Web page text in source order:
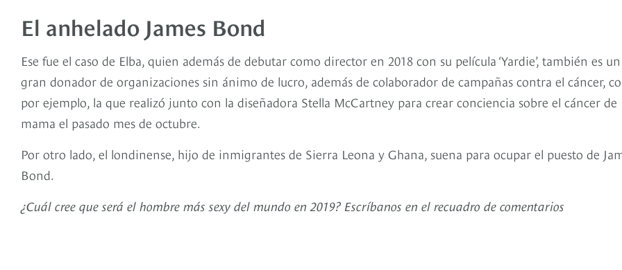
El anhelado James Bond
Ese fue el caso de Elba, quien además de debutar como director en 2018 con su película ‘Yardie’, también es un
gran donador de organizaciones sin ánimo de lucro, además de colaborador de campañas contra el cáncer,
por ejemplo, la que realizó junto con la diseñadora Stella McCartney para crear conciencia sobre el cáncer de
mama el pasado mes de octubre.
Por otro lado, el londinense, hijo de inmigrantes de Sierra Leona y Ghana, suena para ocupar el puesto de
Bond.
¿Cuál cree que será el hombre más sexy del mundo en 2019? Escríbanos en el recuadro de comentarios